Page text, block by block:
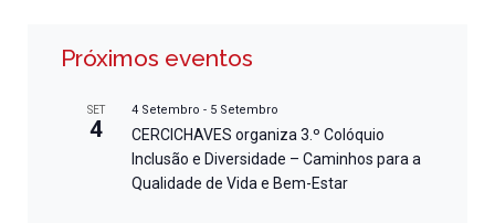
Próximos eventos
SET
4
4 Setembro - 5 Setembro
CERCICHAVES organiza 3.º Colóquio
Inclusão e Diversidade – Caminhos para a
Qualidade de Vida e Bem-Estar